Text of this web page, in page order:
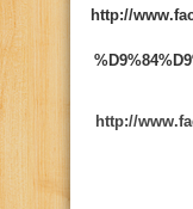
http://
http://